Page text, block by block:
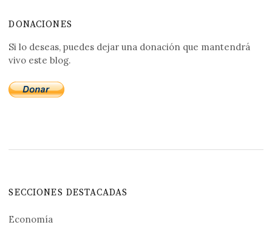
DONACIONES
Si lo deseas, puedes dejar una donación que mantendrá
vivo este blog.
SECCIONES DESTACADAS
Economía